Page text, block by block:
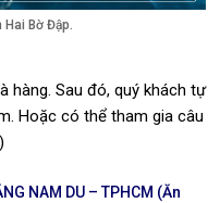
Hai Bờ Đập.
hàng. Sau đó, quý khách tự
Hoặc có thể tham gia câu
NAM DU – TPHCM (Ăn